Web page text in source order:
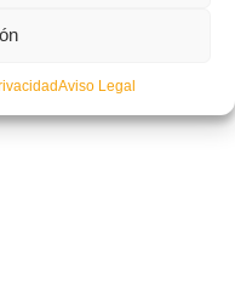
Aviso Legal